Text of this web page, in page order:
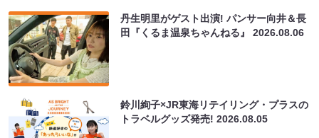
丹生明里がゲスト出演! パンサー向井＆長
田『くるま温泉ちゃんねる』2026.08.06
鈴川絢子×JR東海リテイリング・プラスの
トラベルグッズ発売!2026.08.05